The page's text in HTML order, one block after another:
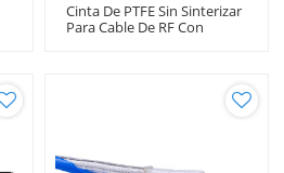
Cinta De PTFE Sin Sinterizar
Para Cable De RF Con